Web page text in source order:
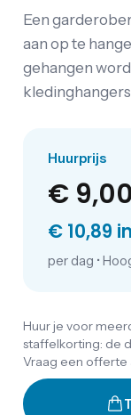
Een
aan op te
gehangen
Huurprijs
€ 9,00
€ 10,89
per dag •
Huur je voor
staffelkorting: de
Vraag een offerte